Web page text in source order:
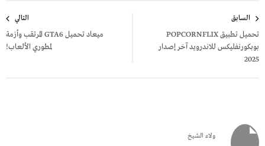
المقالات
السابق
تحميل تطبيق POPCORNFLIX
بوبكورنفليكس للاندرويد آخر إصدار
2025
التالي
ميعاد تحميل GTA6 المرتقب وأزمة
لمطوري الألعاب!
ولاء الشيخ